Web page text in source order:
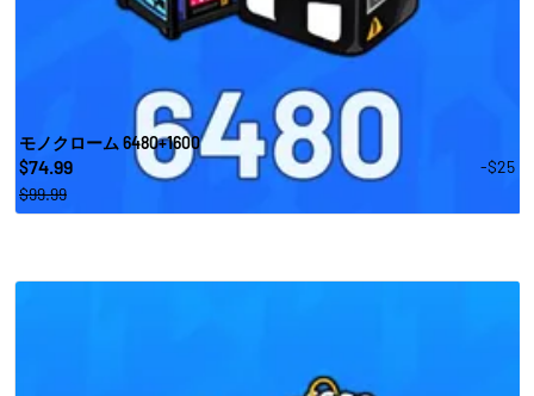
モノクローム 6480+1600
$74.99
-$25
$99.99